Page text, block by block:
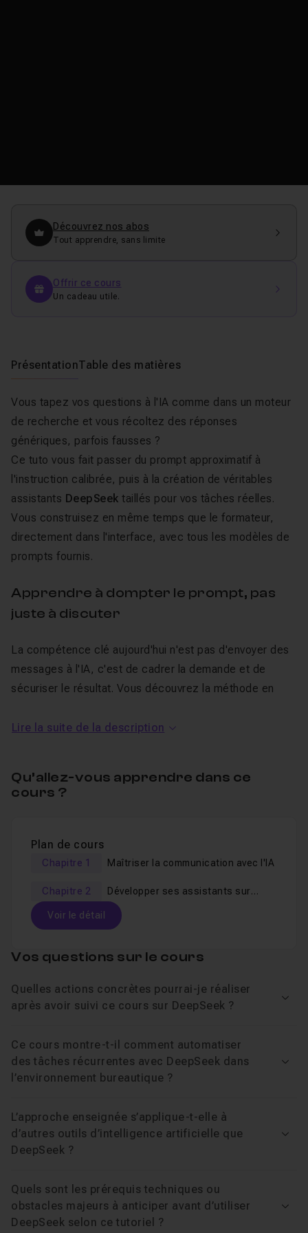
Découvrez nos abos
Tout apprendre, sans limite
Offrir ce cours
Un cadeau utile.
PrésentationTable des matières
Vous tapez vos questions à l'IA comme dans un moteur
de recherche et vous récoltez des réponses
génériques, parfois fausses ?
Ce tuto vous fait passer du prompt approximatif à
l'instruction calibrée, puis à la création de véritables
assistants DeepSeek taillés pour vos tâches réelles.
Vous construisez en même temps que le formateur,
directement dans l'interface, avec tous les modèles de
prompts fournis.
Apprendre à dompter le prompt, pas
juste à discuter
La compétence clé aujourd'hui n'est pas d'envoyer des
messages à l'IA, c'est de cadrer la demande et de
sécuriser le résultat. Vous découvrez la méthode en
critères de qualité) qui transforme une réponse vague
un format pour obtenir des réponses de niveau expert,
Des assistants sur mesure pour votre
quotidien
Plutôt que de repartir de zéro à chaque conversation,
vous configurez des assistants persistants, dotés de
traductions, comptes rendus, avec deux versions
proposées à chaque fois.
angles créatifs, objets et accroches alternatives.
Assistant de données :lecture business d'un fichier
de ventes, contrôle de cohérence, KPI et
Assistant de code : génération de scripts fiables,
testés et commentés, même sans être développeur.
automatisation
DeepSeek se distingue sur le raisonnement structuré et
Lire la suite de la description
Qu’allez-vous apprendre dans ce
cours ?
Plan de cours
Chapitre 1 Maîtriser la communication avec l'IA
Chapitre 2
Développer ses assistants sur
mesure
Voir le détail
Table des matières
Chapitre 1 : Maîtriser la communication avec l'IA
Leçon 1 Introduction à DeepSeek
Leçon 2 Comprendre le Prompt
Leçon 4 Le Prompt Avancé
Vos questions sur le cours
Quelles actions concrètes pourrai-je réaliser
après avoir suivi ce cours sur DeepSeek ?
Ce cours montre-t-il comment automatiser
des tâches récurrentes avec DeepSeek dans
l’environnement bureautique ?
L’approche enseignée s’applique-t-elle à
d’autres outils d’intelligence artificielle que
DeepSeek ?
Quels sont les prérequis techniques ou
obstacles majeurs à anticiper avant d’utiliser
DeepSeek selon ce tutoriel ?